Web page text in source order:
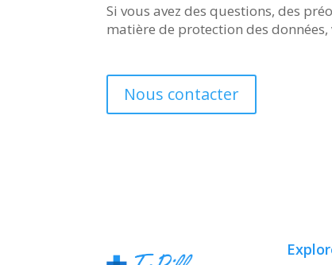
Si vous avez des questions, des
matière de protection des
Nous contacter